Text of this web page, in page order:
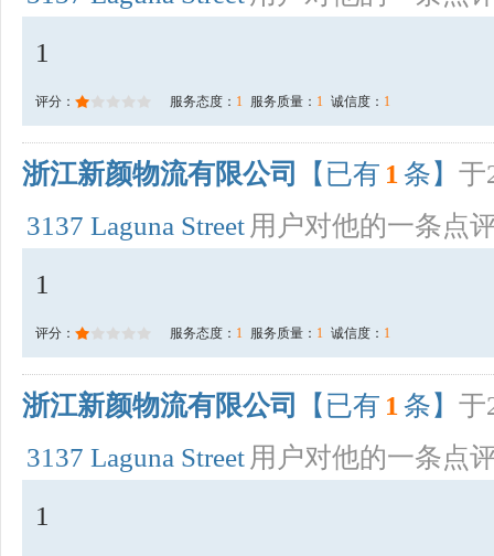
1
评分： 服务态度： 1 服务质量： 1 诚信度： 1
浙江新颜物流有限公司 【已有 1 条】 于
3137 Laguna Street 用户对他的一条点
1
评分： 服务态度： 1 服务质量： 1 诚信度： 1
浙江新颜物流有限公司 【已有 1 条】 于
3137 Laguna Street 用户对他的一条点
1